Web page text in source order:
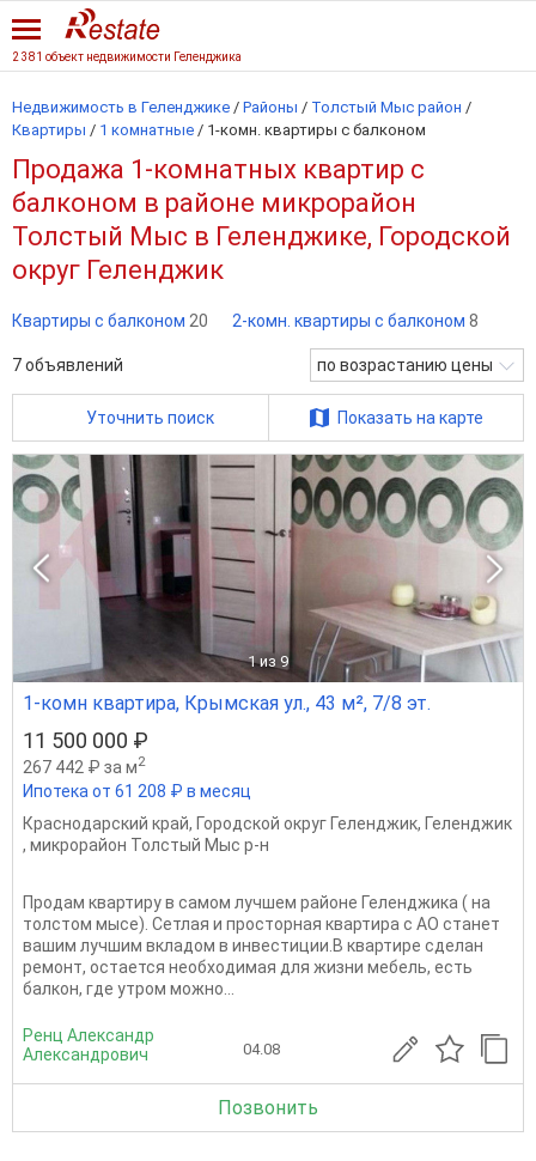
2 381 объект недвижимости Геленджика
Недвижимость в Геленджике / Районы / Толстый Мыс район /
Квартиры / 1 комнатные / 1-комн. квартиры с балконом
Продажа 1-комнатных квартир с
балконом в районе микрорайон
Толстый Мыс в Геленджике, Городской
округ Геленджик
Квартиры с балконом 20 2-комн. квартиры с балконом 8
7объявлений по возрастанию цены
Уточнить поиск Показать на карте
1 из 9
1-комн квартира, Крымская ул., 43 м², 7/8 эт.
11 500 000 ₽
267 442 ₽ за м2
Ипотека от 61 208 ₽ в месяц
Краснодарский край, Городской округ Геленджик, Геленджик
, микрорайон Толстый Мыс р-н
Продам квартиру в самом лучшем районе Геленджика ( на
толстом мысе). Сетлая и просторная квартира с АО станет
вашим лучшим вкладом в инвестиции.В квартире сделан
ремонт, остается необходимая для жизни мебель, есть
балкон, где утром можно...
Ренц Александр
Александрович
04.08
Позвонить